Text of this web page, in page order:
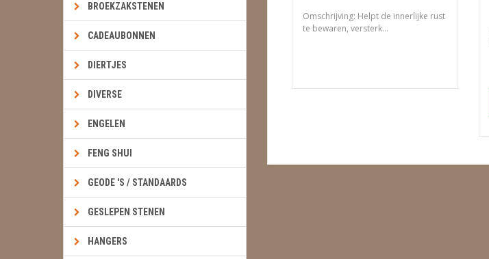
BROEKZAKSTENEN
CADEAUBONNEN
DIERTJES
DIVERSE
ENGELEN
FENG SHUI
GEODE 'S / STANDAARDS
GESLEPEN STENEN
HANGERS
Omschrijving: Helpt de innerlijke rust
te bewaren, versterk...